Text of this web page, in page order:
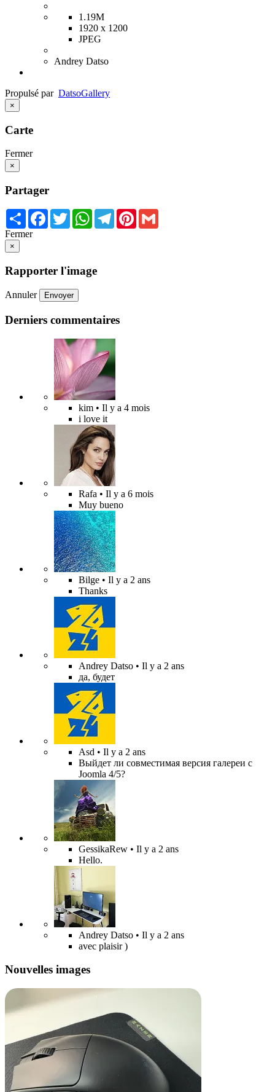
1.19M
1920 x 1200
JPEG
Andrey Datso
Propulsé par DatsoGallery
×
Carte
Fermer
×
Partager
Share Facebook
TwitterWhatsApp
TelegramPinterest
Fermer
×
Rapporter l'image
Annuler Envoyer
Derniers commentaires
kim • Il y a 4 mois
i love it
Rafa • Il y a 6 mois
Muy bueno
Bilge • Il y a 2 ans
Thanks
Andrey Datso • Il y a 2 ans
да, будет
Asd • Il y a 2 ans
Выйдет ли совместимая версия галереи с
Joomla 4/5?
GessikaRew • Il y a 2 ans
Hello.
Andrey Datso • Il y a 2 ans
avec plaisir )
Nouvelles images